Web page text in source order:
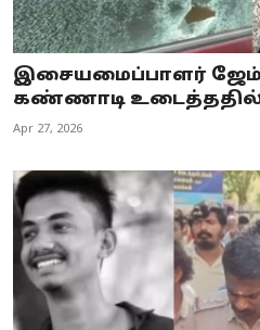
இசையமைப்பாளர்
கண்ணாடி உடைத்ததில்
Apr 27, 2026